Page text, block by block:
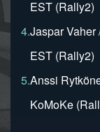
EST (Rally2)
4.Jaspar Vaher
EST (Rally2)
5.Anssi
KoMoKe